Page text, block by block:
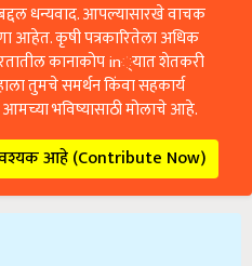
धन्यवाद. आपल्यासारखे वाचक
आहेत. कृषी पत्रकारितेला अधिक
कानाकोप in्यात शेतकरी
तुमचे समर्थन किंवा सहकार्य
भविष्यासाठी मोलाचे आहे.
आहे (Contribute Now)